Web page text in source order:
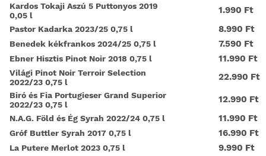
Kardos Tokaji Aszú 5 Puttonyos 2019
0,05 l
1.990 Ft
Pastor Kadarka 2023/25 0,75 l 8.990 Ft
Benedek kékfrankos 2024/25 0,75 l 7.590 Ft
Ebner Hisztis Pinot Noir 2018 0,75 l 11.990 Ft
Világi Pinot Noir Terroir Selection
2022/23 0,75 l
22.990 Ft
Biró és Fia Portugieser Grand Superior
2022/23 0,75 l
12.990 Ft
N.A.G. Föld és Ég Syrah 2022/24 0,75 l 11.990 Ft
Gróf Buttler Syrah 2017 0,75 l 16.990 Ft
La Putere Merlot 2023 0,75 l 9.990 Ft